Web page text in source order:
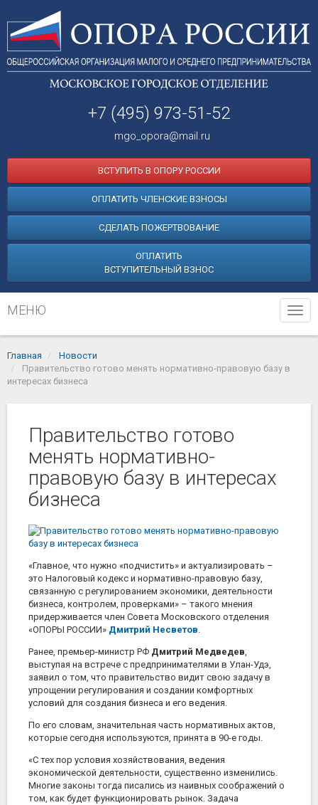
+7 (495) 973-51-52
mgo_opora@mail.ru
ВСТУПИТЬ В ОПОРУ РОССИИ
ОПЛАТИТЬ ЧЛЕНСКИЕ ВЗНОСЫ
СДЕЛАТЬ ПОЖЕРТВОВАНИЕ
ОПЛАТИТЬ
ВСТУПИТЕЛЬНЫЙ ВЗНОС
МЕНЮ
Главная
Новости
Правительство готово менять нормативно-правовую базу в
интересах бизнеса
Правительство готово
менять нормативно-
правовую базу в интересах
бизнеса
«Главное, что нужно «подчистить» и актуализировать –
это Налоговый кодекс и нормативно-правовую базу,
связанную с регулированием экономики, деятельности
бизнеса, контролем, проверками» – такого мнения
придерживается член Совета Московского отделения
«ОПОРЫ РОССИИ» Дмитрий Несветов.
Ранее, премьер-министр РФ Дмитрий Медведев,
выступая на встрече с предпринимателями в Улан-Удэ,
заявил о том, что правительство видит свою задачу в
упрощении регулирования и создании комфортных
условий для создания бизнеса и его ведения.
По его словам, значительная часть нормативных актов,
которые сегодня используются, принята в 90-е годы.
«С тех пор условия хозяйствования, ведения
экономической деятельности, существенно изменились.
Многие законы тогда писались из наивных соображений о
том, как будет функционировать рынок. Задача